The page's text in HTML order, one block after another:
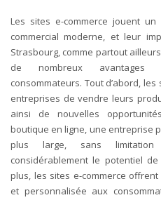
Les sites e-commerce jouent
commercial moderne, et leur
Strasbourg, comme partout
de nombreux
consommateurs. Tout d’abord,
entreprises de vendre leurs
ainsi de nouvelles
boutique en ligne, une entreprise
plus large, sans limitation
considérablement le potentiel
plus, les sites e-commerce
et personnalisée aux